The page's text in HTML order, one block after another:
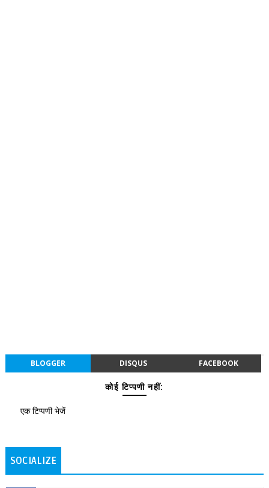
BLOGGER DISQUS FACEBOOK
कोई टिप्पणी नहीं:
एक टिप्पणी भेजें
SOCIALIZE